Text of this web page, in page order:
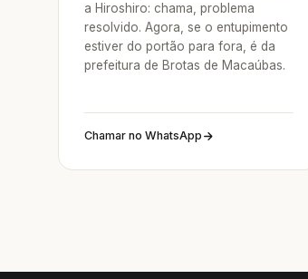
a Hiroshiro: chama, problema
resolvido. Agora, se o entupimento
estiver do portão para fora, é da
prefeitura de Brotas de Macaúbas.
Chamar no WhatsApp